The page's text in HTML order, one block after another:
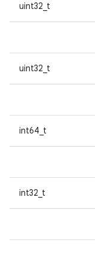
uint32_t
uint32_t
int64_t
int32_t